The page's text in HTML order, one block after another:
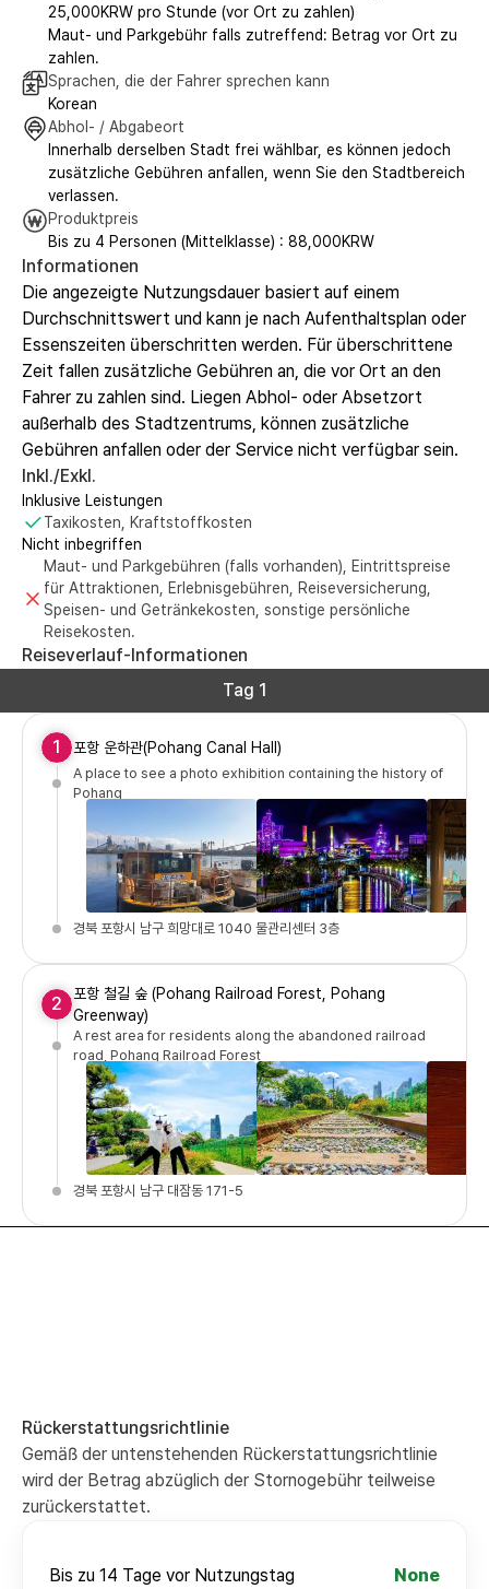
25,000KRW pro Stunde (vor Ort zu zahlen)
Maut- und Parkgebühr falls zutreffend: Betrag vor Ort zu
zahlen.
Sprachen, die der Fahrer sprechen kann
Korean
Abhol- / Abgabeort
Innerhalb derselben Stadt frei wählbar, es können jedoch
zusätzliche Gebühren anfallen, wenn Sie den Stadtbereich
verlassen.
Produktpreis
Bis zu 4 Personen (Mittelklasse) : 88,000KRW
Informationen
Die angezeigte Nutzungsdauer basiert auf einem
Durchschnittswert und kann je nach Aufenthaltsplan oder
Essenszeiten überschritten werden. Für überschrittene
Zeit fallen zusätzliche Gebühren an, die vor Ort an den
Fahrer zu zahlen sind. Liegen Abhol- oder Absetzort
außerhalb des Stadtzentrums, können zusätzliche
Gebühren anfallen oder der Service nicht verfügbar sein.
Inkl./Exkl.
Inklusive Leistungen
Taxikosten, Kraftstoffkosten
Nicht inbegriffen
Maut- und Parkgebühren (falls vorhanden), Eintrittspreise
für Attraktionen, Erlebnisgebühren, Reiseversicherung,
Speisen- und Getränkekosten, sonstige persönliche
Reisekosten.
Reiseverlauf-Informationen
Tag 1
1 포항 운하관(Pohang Canal Hall)
A place to see a photo exhibition containing the history of
Pohang
경북 포항시 남구 희망대로 1040 물관리센터 3층
2
포항 철길 숲 (Pohang Railroad Forest, Pohang
Greenway)
A rest area for residents along the abandoned railroad
road, Pohang Railroad Forest
경북 포항시 남구 대잠동 171-5
Rückerstattungsrichtlinie
Gemäß der untenstehenden Rückerstattungsrichtlinie
wird der Betrag abzüglich der Stornogebühr teilweise
zurückerstattet.
Bis zu 14 Tage vor Nutzungstag None